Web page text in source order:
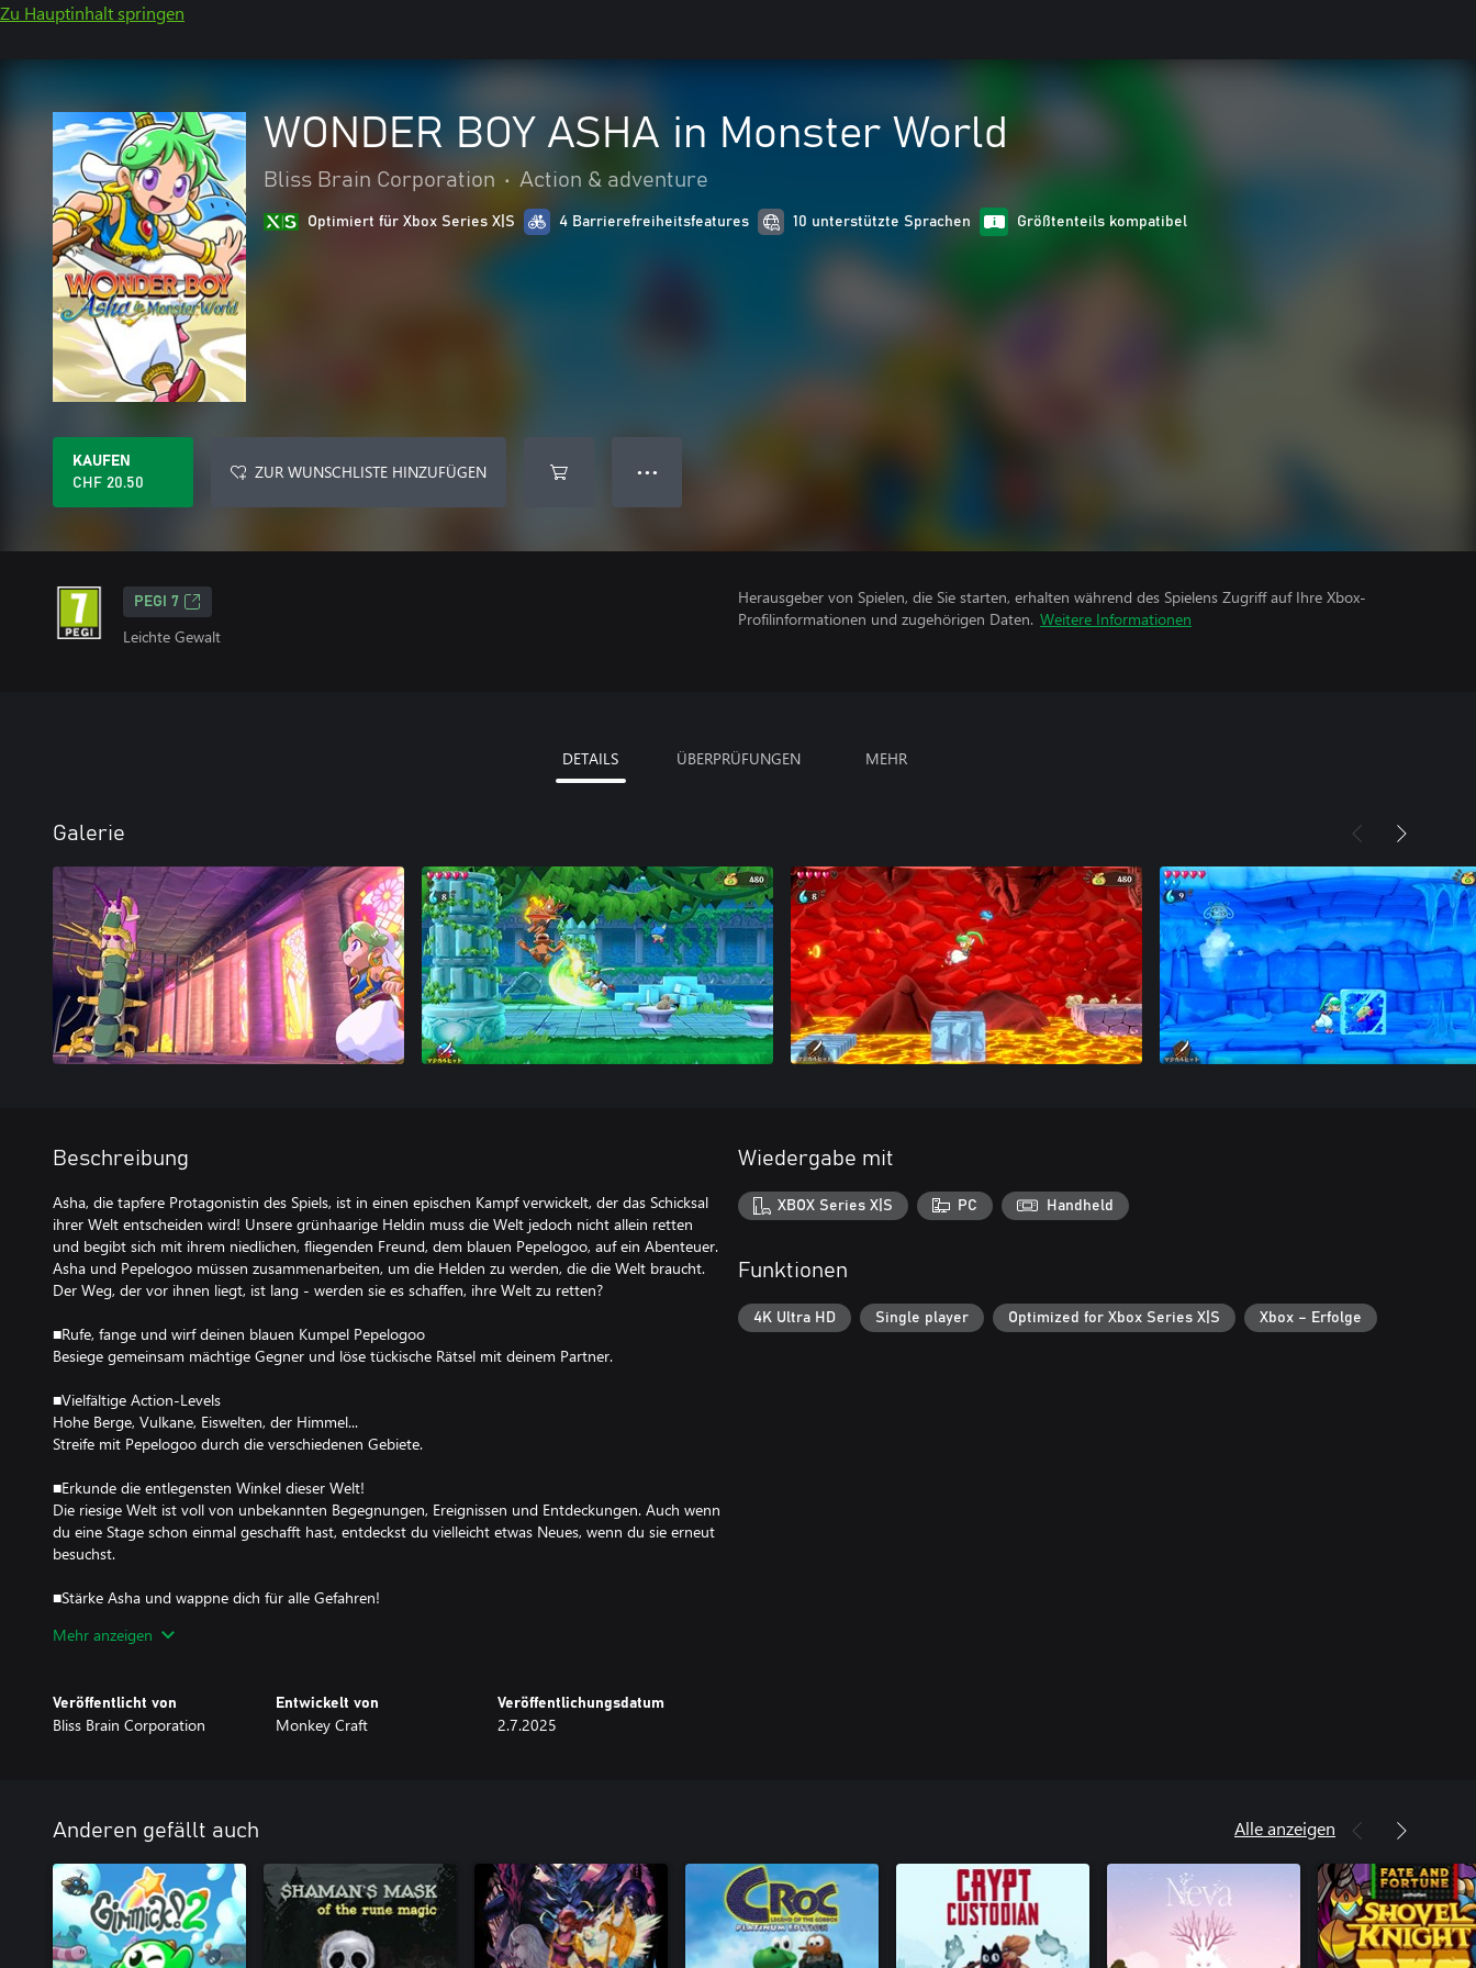
Zu Hauptinhalt springen
WONDER BOY ASHA in Monster World
Bliss Brain Corporation • Action & adventure
Optimiert für Xbox Series X|S 4 Barrierefreiheitsfeatures 10 unterstützte Sprachen Größtenteils kompatibel
KAUFEN
CHF 20.50
ZUR WUNSCHLISTE HINZUFÜGEN ● ● ●
PEGI 7
Leichte Gewalt
Herausgeber von Spielen, die Sie starten, erhalten während des Spielens Zugriff auf Ihre Xbox-
Profilinformationen und zugehörigen Daten. Weitere Informationen
DETAILS ÜBERPRÜFUNGEN MEHR
Galerie
Beschreibung
Asha, die tapfere Protagonistin des Spiels, ist in einen epischen Kampf verwickelt, der das Schicksal
ihrer Welt entscheiden wird! Unsere grünhaarige Heldin muss die Welt jedoch nicht allein retten
und begibt sich mit ihrem niedlichen, fliegenden Freund, dem blauen Pepelogoo, auf ein Abenteuer.
Asha und Pepelogoo müssen zusammenarbeiten, um die Helden zu werden, die die Welt braucht.
Der Weg, der vor ihnen liegt, ist lang - werden sie es schaffen, ihre Welt zu retten?
■Rufe, fange und wirf deinen blauen Kumpel Pepelogoo
Besiege gemeinsam mächtige Gegner und löse tückische Rätsel mit deinem Partner.
■Vielfältige Action-Levels
Hohe Berge, Vulkane, Eiswelten, der Himmel...
Streife mit Pepelogoo durch die verschiedenen Gebiete.
■Erkunde die entlegensten Winkel dieser Welt!
Die riesige Welt ist voll von unbekannten Begegnungen, Ereignissen und Entdeckungen. Auch wenn
du eine Stage schon einmal geschafft hast, entdeckst du vielleicht etwas Neues, wenn du sie erneut
besuchst.
■Stärke Asha und wappne dich für alle Gefahren!
Verteidigungsfähigkeiten stärken.
Die Action ist schnell und herausfordernd, aber das Spiel ist so abgestimmt, dass man es leicht
erneut versuchen kann.
Entertainment zusammengefunden, um ein Spiel zu entwickeln, das dem Geist der Originalspiele
treu bleibt. Das Team wird angeführt und geleitet vom Schöpfer der Wonder Boy-Serie, Ryuichi
Nishizawa, und unterstützt von Shinichi Sakamoto (Sound), Maki Ōzora (Charakterdesign) und
Takanori Kurihara (Kreativ-Management).
Mehr Wonder Boy kann man nicht bekommen!
Mehr anzeigen
Veröffentlicht von
Bliss Brain Corporation
Entwickelt von
Monkey Craft
Veröffentlichungsdatum
2.7.2025
Wiedergabe mit
XBOX Series X|S PC Handheld
Funktionen
4K Ultra HD Single player Optimized for Xbox Series X|S Xbox – Erfolge
Anderen gefällt auch Alle anzeigen